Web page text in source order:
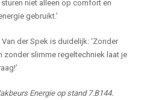
niet alleen op comfort en
gebruikt.’
der Spek is duidelijk: ‘Zonder
zonder slimme regeltechniek laat je
Energie op stand 7.B144.